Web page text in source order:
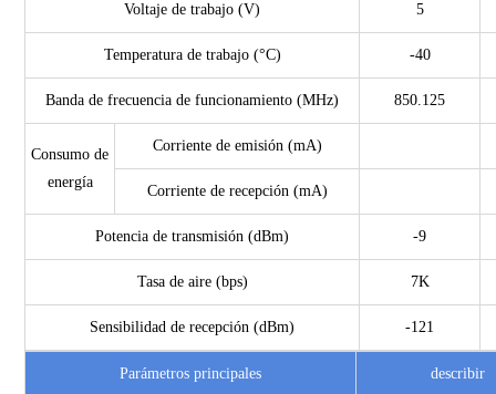
Voltaje de trabajo (V) 5
Temperatura de trabajo (°C) -40
Banda de frecuencia de funcionamiento (MHz) 850.125
Consumo de
energía
Corriente de emisión (mA)
Corriente de recepción (mA)
Potencia de transmisión (dBm) -9
Tasa de aire (bps) 7K
Sensibilidad de recepción (dBm) -121
Parámetros principales describir